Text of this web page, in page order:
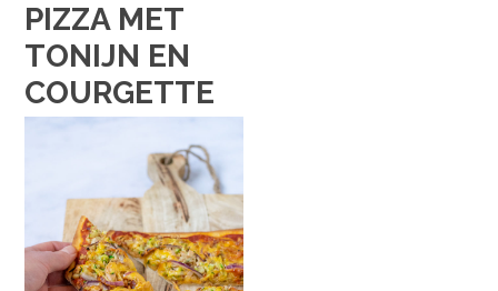
PIZZA MET
TONIJN EN
COURGETTE